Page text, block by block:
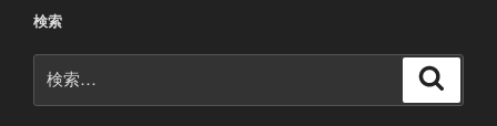
検索
索: